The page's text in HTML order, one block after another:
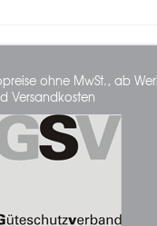
ohne MwSt., ab
Versandkosten